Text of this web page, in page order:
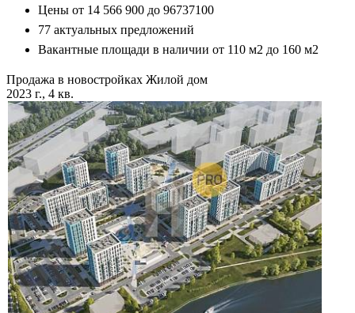
Цены от 14 566 900 до 96737100
77 актуальных предложений
Вакантные площади в наличии от 110 м2 до 160 м2
Продажа в новостройках Жилой дом
2023 г., 4 кв.